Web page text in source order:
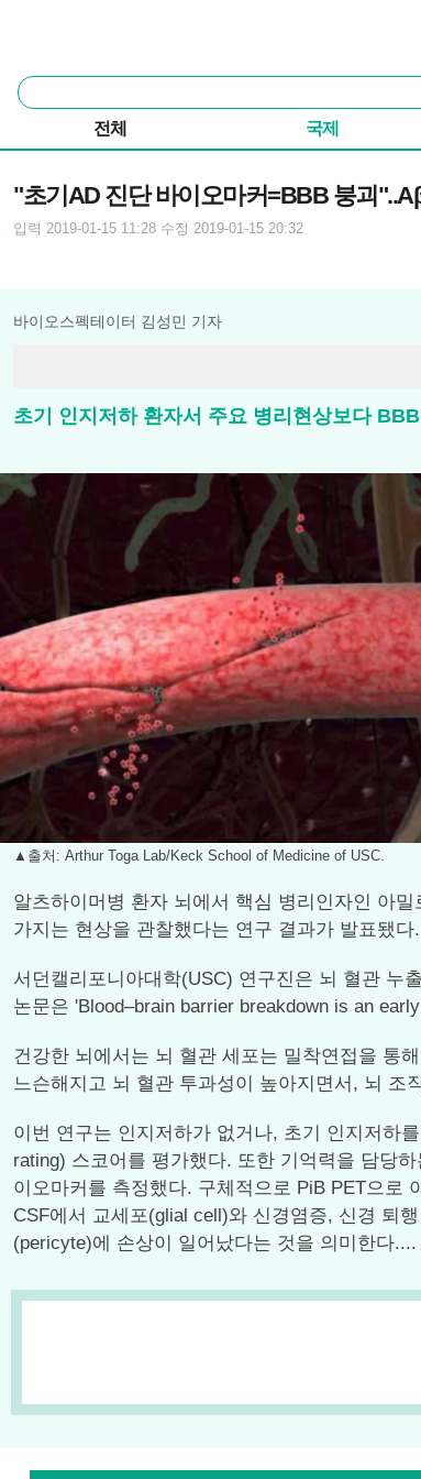
통
합
색
전체 국제
"초기AD 진단 바이오마커=BBB 붕괴
입력 2019-01-15 11:28 수정 2019-01-15 20:32
바이오스펙테이터 김성민 기자
초기 인지저하 환자서 주요 병리현상보다
▲출처: Arthur Toga Lab/Keck School of Medicine of USC.
알츠하이머병 환자 뇌에서 핵심 병리인자인 아
가지는 현상을 관찰했다는 연구 결과가 발표됐
서던캘리포니아대학(USC) 연구진은 뇌 혈관 누
논문은 'Blood–brain barrier breakdown is an
건강한 뇌에서는 뇌 혈관 세포는 밀착연접을 통
느슨해지고 뇌 혈관 투과성이 높아지면서, 뇌 조
이번 연구는 인지저하가 없거나, 초기 인지저하
rating) 스코어를 평가했다. 또한 기억력을 담당
이오마커를 측정했다. 구체적으로 PiB PET으로
CSF에서 교세포(glial cell)와 신경염증, 신경 퇴
(pericyte)에 손상이 일어났다는 것을 의미한다....